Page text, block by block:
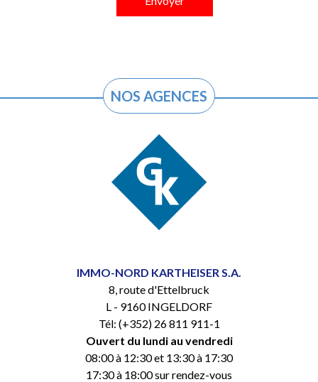
NOS AGENCES
IMMO-NORD KARTHEISER S.A.
8, route d'Ettelbruck
L - 9160 INGELDORF
Tél: (+352) 26 811 911-1
Ouvert du lundi au vendredi
08:00 à 12:30 et 13:30 à 17:30
17:30 à 18:00 sur rendez-vous